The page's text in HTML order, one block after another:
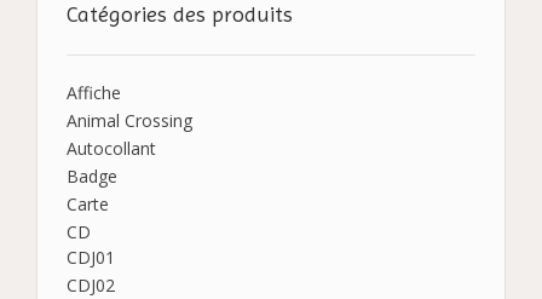
Catégories des produits
Affiche
Animal Crossing
Autocollant
Badge
Carte
CD
CDJ01
CDJ02